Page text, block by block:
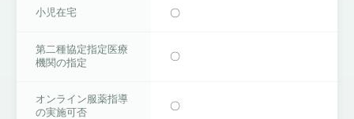
小児在宅 〇
第二種協定指定医療
機関の指定
〇
オンライン服薬指導
の実施可否
〇